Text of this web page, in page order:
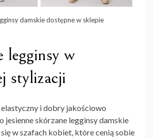
damskie dostępne w sklepie
legginsy w
stylizacji
i dobry jakościowo
jesienne skórzane legginsy damskie
w szafach kobiet, które cenią sobie